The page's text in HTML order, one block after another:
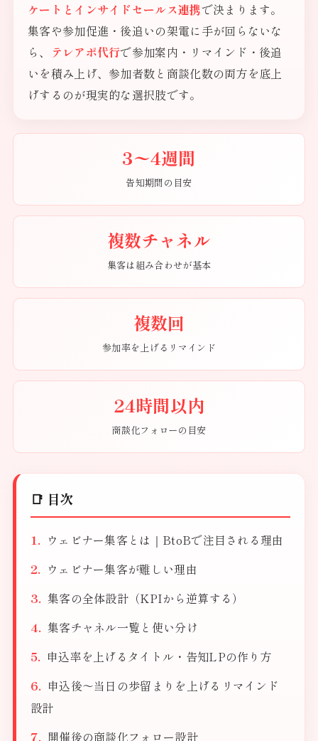
ケートとインサイドセールス連携で決まります。
集客や参加促進・後追いの架電に手が回らないな
ら、
テレアポ代行で参加案内・リマインド・後追
いを積み上げ、参加者数と商談化数の両方を底上
げするのが現実的な選択肢です。
3〜4週間
告知期間の目安
複数チャネル
集客は組み合わせが基本
複数回
参加率を上げるリマインド
24時間以内
商談化フォローの目安
📑 目次
ウェビナー集客とは｜BtoBで注目される理由
ウェビナー集客が難しい理由
集客の全体設計（KPIから逆算する）
集客チャネル一覧と使い分け
申込率を上げるタイトル・告知LPの作り方
申込後〜当日の歩留まりを上げるリマインド
設計
開催後の商談化フォロー設計